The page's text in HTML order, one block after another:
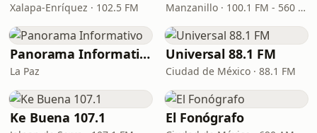
Xalapa-Enríquez · 102.5 FM Manzanillo · 100.1 FM - 560 AM
Panorama Informativo
La Paz
Universal 88.1 FM
Ciudad de México · 88.1 FM
Ke Buena 107.1 El Fonógrafo